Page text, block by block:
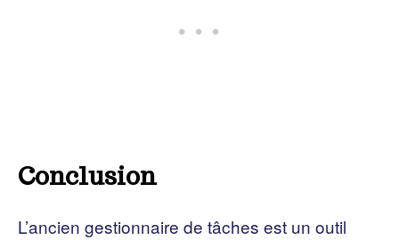
Conclusion
L’ancien gestionnaire de tâches est un outil